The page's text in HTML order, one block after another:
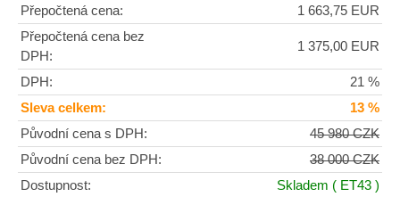
Přepočtená cena:
1 663,75 EUR
Přepočtená cena bez
DPH:
1 375,00 EUR
DPH:
21 %
Sleva celkem:
13 %
Původní cena s DPH:
45 980 CZK
Původní cena bez DPH:
38 000 CZK
Dostupnost:
Skladem ( ET43 )